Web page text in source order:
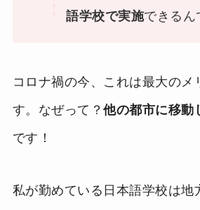
語学校で実施できるん
コロナ禍の今、これは最大のメ
す。なぜって？他の都市に移動
です！
私が勤めている日本語学校は地